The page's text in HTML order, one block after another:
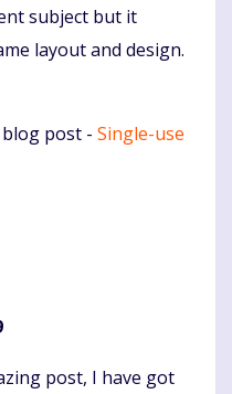
subject but it
layout and design.
post - Single-use
post, I have got